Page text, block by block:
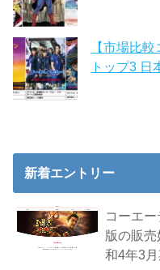
【市場比
トップ3 日
新着エントリー
コーエ
版の販
和4年3